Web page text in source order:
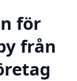
för
från